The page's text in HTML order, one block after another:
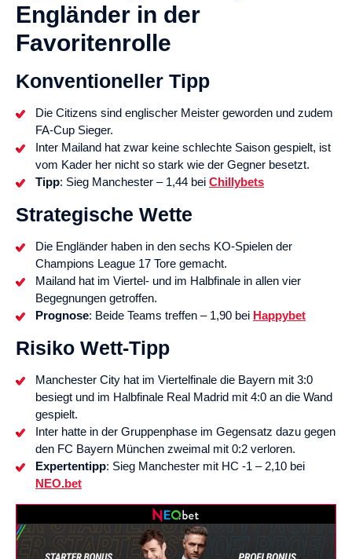
Engländer in der
Favoritenrolle
Konventioneller Tipp
Die Citizens sind englischer Meister geworden und zudem
FA-Cup Sieger.
Inter Mailand hat zwar keine schlechte Saison gespielt, ist
vom Kader her nicht so stark wie der Gegner besetzt.
Tipp: Sieg Manchester – 1,44 bei Chillybets
Strategische Wette
Die Engländer haben in den sechs KO-Spielen der
Champions League 17 Tore gemacht.
Mailand hat im Viertel- und im Halbfinale in allen vier
Begegnungen getroffen.
Prognose: Beide Teams treffen – 1,90 bei Happybet
Risiko Wett-Tipp
Manchester City hat im Viertelfinale die Bayern mit 3:0
besiegt und im Halbfinale Real Madrid mit 4:0 an die Wand
gespielt.
Inter hatte in der Gruppenphase im Gegensatz dazu gegen
den FC Bayern München zweimal mit 0:2 verloren.
Expertentipp: Sieg Manchester mit HC -1 – 2,10 bei
NEO.bet